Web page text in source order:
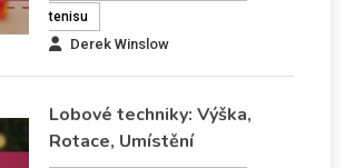
Pochopení mechaniky úderu, načasování a
through je nezbytné pro sportovce, kteří chtějí
svůj výkon v různých sportech. Mechanika úderu
zahrnuje specifické techniky a pohyby, které
efektivnímu provedení, zatímco načasování
tyto pohyby jsou synchronizovány s rytmem hry.
tenisu
Derek Winslow
Lobové techniky: Výška,
Rotace, Umístění